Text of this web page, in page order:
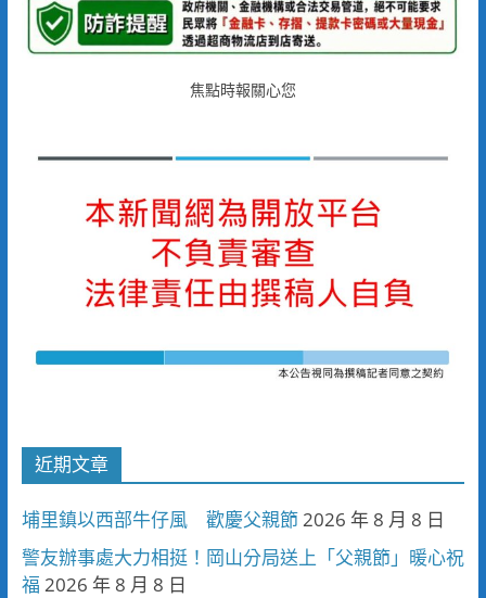
焦點時報關心您
近期文章
埔里鎮以西部牛仔風 歡慶父親節 2026 年 8 月 8 日
警友辦事處大力相挺！岡山分局送上「父親節」暖心祝
福 2026 年 8 月 8 日